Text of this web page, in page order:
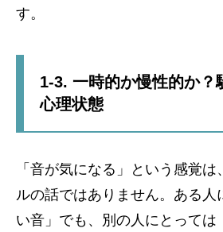
す。
1-3. 一時的か慢性的か？
心理状態
「音が気になる」という感覚
ルの話ではありません。ある人
い音」でも、別の人にとっては